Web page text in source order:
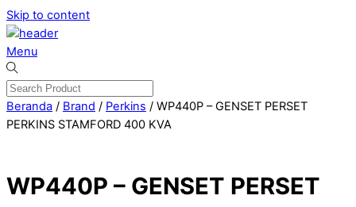
Skip to content
Menu
Beranda / Brand / Perkins / WP440P – GENSET PERSET
PERKINS STAMFORD 400 KVA
WP440P – GENSET PERSET